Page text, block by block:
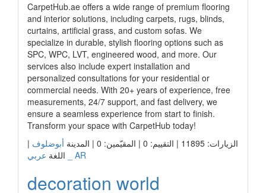
CarpetHub.ae offers a wide range of premium flooring
and interior solutions, including carpets, rugs, blinds,
curtains, artificial grass, and custom sofas. We
specialize in durable, stylish flooring options such as
SPC, WPC, LVT, engineered wood, and more. Our
services also include expert installation and
personalized consultations for your residential or
commercial needs. With 20+ years of experience, free
measurements, 24/7 support, and fast delivery, we
ensure a seamless experience from start to finish.
Transform your space with CarpetHub today!
الزيارات: 11895 | التقييم: 0 | المقيّمين: 0 | المدينة
أبوضلوف |
اللغة عربي _ AR
decoration world